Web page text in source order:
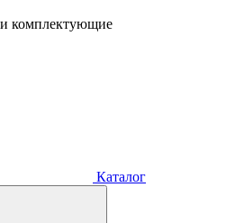
комплектующие
Каталог